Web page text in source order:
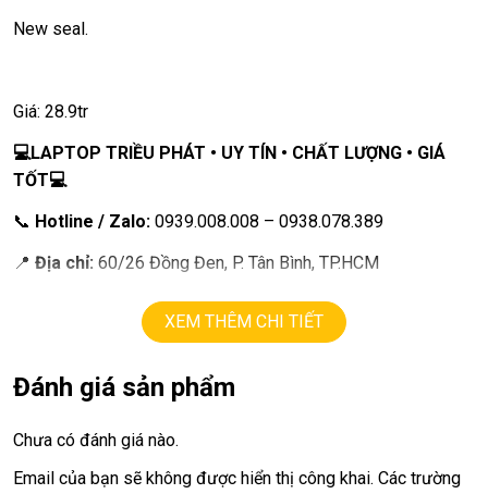
New seal.
Giá: 28.9tr
💻LAPTOP TRIỀU PHÁT • UY TÍN • CHẤT LƯỢNG • GIÁ
TỐT💻
📞 Hotline / Zalo: 0939.008.008 – 0938.078.389
📍 Địa chỉ: 60/26 Đồng Đen, P. Tân Bình, TP.HCM
https://laptoptrieuphat.com
m tại Laptop Triều Phát đều đ
cam k
t chính hãng 100%
XEM THÊM CHI TIẾT
Đánh giá sản phẩm
Chưa có đánh giá nào.
Email của bạn sẽ không được hiển thị công khai. Các trường